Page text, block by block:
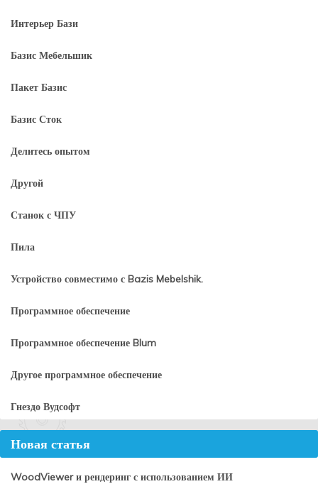
Интерьер Бази
Базис Мебельшик
Пакет Базис
Базис Сток
Делитесь опытом
Другой
Станок с ЧПУ
Пила
Устройство совместимо с Bazis Mebelshik.
Программное обеспечение
Программное обеспечение Blum
Другое программное обеспечение
Гнездо Вудсофт
Новая статья
WoodViewer и рендеринг с использованием ИИ